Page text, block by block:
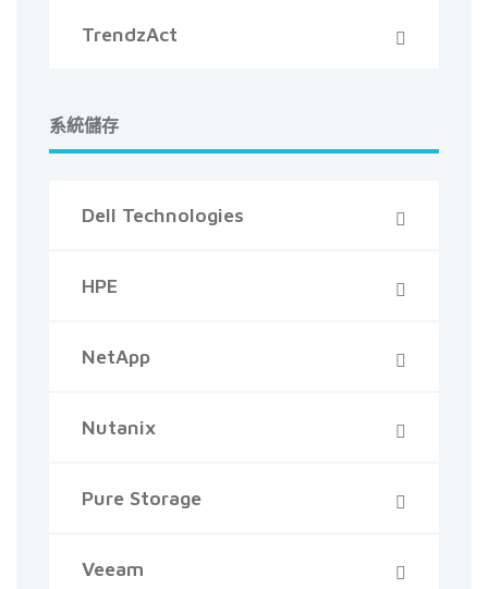
TrendzAct
系統儲存
Dell Technologies
HPE
NetApp
Nutanix
Pure Storage
Veeam